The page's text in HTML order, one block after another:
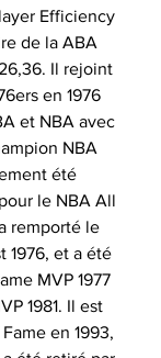
Efficiency
de la ABA
Il rejoint
en 1976
et NBA avec
NBA
été
le NBA All
remporté le
1976, et a été
MVP 1977
1981. Il est
en 1993,